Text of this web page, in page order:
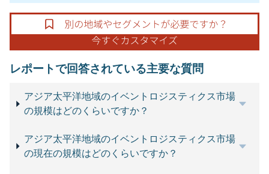
レポートで回答されている主要な質問
アジア太平洋地域のイベントロジスティクス市場
の規模はどのくらいですか？
アジア太平洋地域のイベントロジスティクス市場
の現在の規模はどのくらいですか？